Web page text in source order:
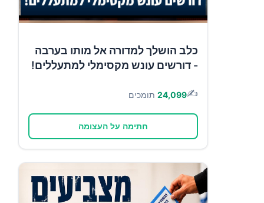
כלב הושלך למדורה אל מותו בערבה
- דורשים עונש מקסימלי למתעללים!
✍️
24,099 תומכים
חתימה על העצומה